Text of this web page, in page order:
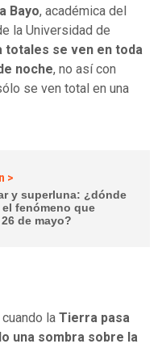
Bayo, académica del
la Universidad de
totales se ven en toda
noche, no así con
se ven total en una
>
y superluna: ¿dónde
fenómeno que
de mayo?
la Tierra pasa
una sombra sobre la